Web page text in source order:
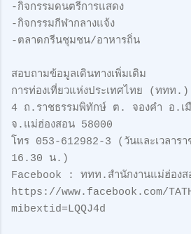
-กิจกรรมดนตรีการแสดง
-กิจกรรมกีฬากลางแจ้ง
-ตลาดกรีนชุมชน/อาหารถิ่น
สอบถามข้อมูลเดินทางเพิ่มเติม
การท่องเที่ยวแห่งประเทศไทย (ททท
4 ถ.ราชธรรมพิทักษ์ ต. จองคำ อ.เ
จ.แม่ฮ่องสอน 58000
โทร 053-612982-3 (วันและเวลาร
16.30 น.)
Facebook : ททท.สำนักงานแม่ฮ่องส
https://www.facebook.com/
mibextid=LQQJ4d